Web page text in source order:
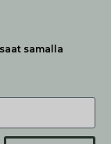
samalla